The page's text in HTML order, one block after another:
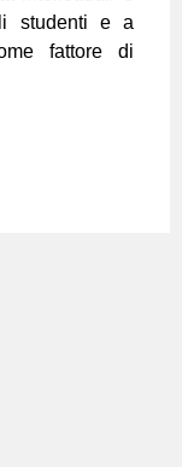
studenti e a
fattore di